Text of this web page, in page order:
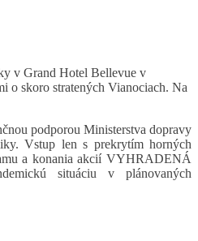
v Grand Hotel Bellevue v
o skoro stratených Vianociach. Na
podporou Ministerstva dopravy
Vstup len s prekrytím horných
a konania akcií VYHRADENÁ
situáciu v plánovaných